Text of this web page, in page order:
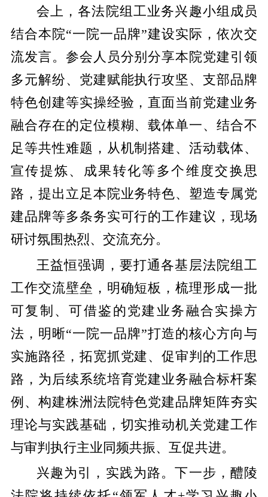
会上，各法院组工业务兴趣小组成员
结合本院“一院一品牌”建设实际，依次交
流发言。参会人员分别分享本院党建引领
多元解纷、党建赋能执行攻坚、支部品牌
特色创建等实操经验，直面当前党建业务
融合存在的定位模糊、载体单一、结合不
足等共性难题，从机制搭建、活动载体、
宣传提炼、成果转化等多个维度交换思
路，提出立足本院业务特色、塑造专属党
建品牌等多条务实可行的工作建议，现场
研讨氛围热烈、交流充分。
王益恒强调，要打通各基层法院组工
工作交流壁垒，明确短板，梳理形成一批
可复制、可借鉴的党建业务融合实操方
法，明晰“一院一品牌”打造的核心方向与
实施路径，拓宽抓党建、促审判的工作思
路，为后续系统培育党建业务融合标杆案
例、构建株洲法院特色党建品牌矩阵夯实
理论与实践基础，切实推动机关党建工作
与审判执行主业同频共振、互促共进。
兴趣为引，实践为路。下一步，醴陵